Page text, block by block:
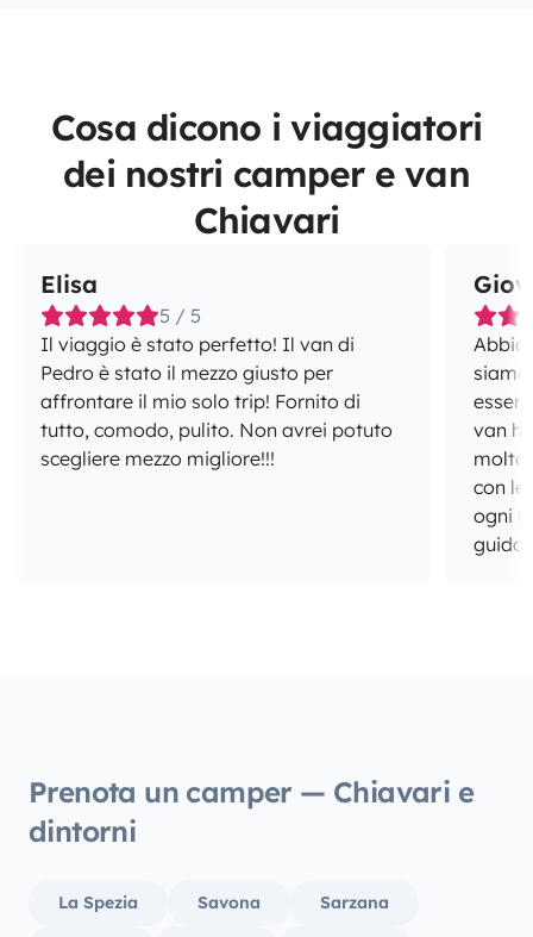
Cosa dicono i viaggiatori
dei nostri camper e van
Chiavari
Elisa
5 / 5
Il viaggio è stato perfetto! Il van di
Pedro è stato il mezzo giusto per
affrontare il mio solo trip! Fornito di
tutto, comodo, pulito. Non avrei potuto
scegliere mezzo migliore!!!
van
molto
con le
ogni
guida
Prenota un camper — Chiavari e
dintorni
La Spezia Savona Sarzana